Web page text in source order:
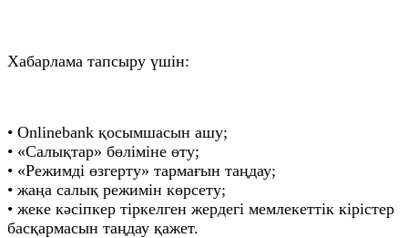
Хабарлама тапсыру үшін:
• Onlinebank қосымшасын ашу;
• «Салықтар» бөліміне өту;
• «Режимді өзгерту» тармағын таңдау;
• жаңа салық режимін көрсету;
• жеке кәсіпкер тіркелген жердегі мемлекеттік кірістер
басқармасын таңдау қажет.